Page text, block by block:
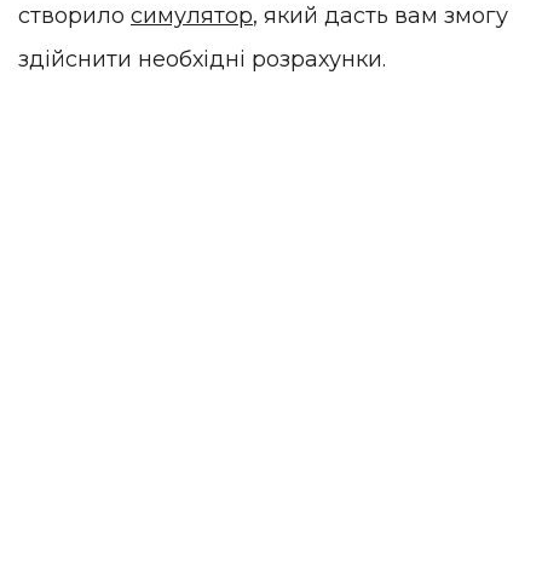
створило симулятор, який дасть вам змогу
здійснити необхідні розрахунки.